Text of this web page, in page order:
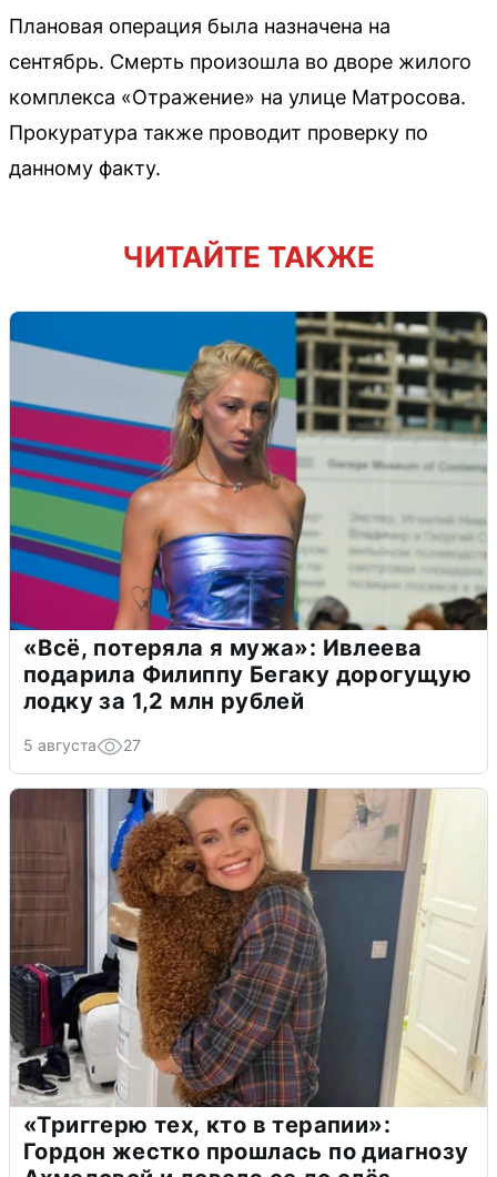
Плановая операция была назначена на
сентябрь. Смерть произошла во дворе жилого
комплекса «Отражение» на улице Матросова.
Прокуратура также проводит проверку по
данному факту.
ЧИТАЙТЕ ТАКЖЕ
«Всё, потеряла я мужа»: Ивлеева
подарила Филиппу Бегаку дорогущую
лодку за 1,2 млн рублей
5 августа 27
«Триггерю тех, кто в терапии»:
Гордон жестко прошлась по диагнозу